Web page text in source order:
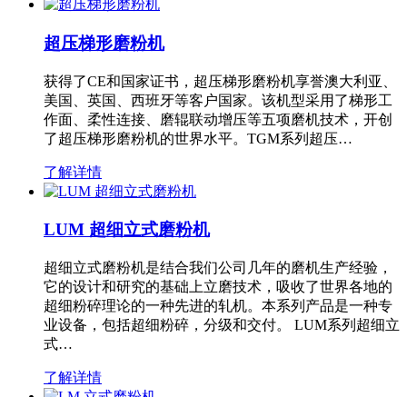
超压梯形磨粉机
获得了CE和国家证书，超压梯形磨粉机享誉澳大利亚、
美国、英国、西班牙等客户国家。该机型采用了梯形工
作面、柔性连接、磨辊联动增压等五项磨机技术，开创
了超压梯形磨粉机的世界水平。TGM系列超压…
了解详情
LUM 超细立式磨粉机
超细立式磨粉机是结合我们公司几年的磨机生产经验，
它的设计和研究的基础上立磨技术，吸收了世界各地的
超细粉碎理论的一种先进的轧机。本系列产品是一种专
业设备，包括超细粉碎，分级和交付。 LUM系列超细立
式…
了解详情